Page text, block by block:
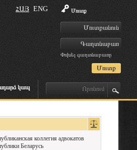
Մուտք
Փոխել գաղտնաբառը
ՀԱՅ ENG
կապ
коллегия адвокатов
Беларусь